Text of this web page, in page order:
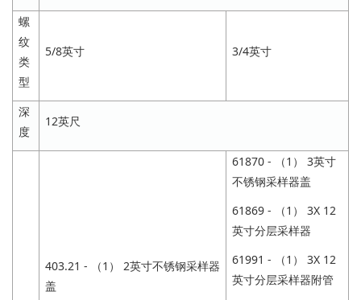
螺
纹
类
型
5/8英寸 3/4英寸
深
度
12英尺
403.21 - （1） 2英寸不锈钢采样器
盖
61870 - （1） 3英寸
不锈钢采样器盖
61869 - （1） 3X 12
英寸分层采样器
61991 - （1） 3X 12
英寸分层采样器附管